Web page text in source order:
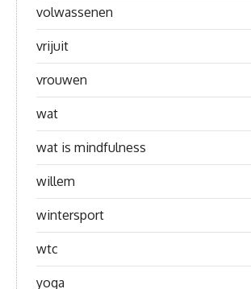
volwassenen
vrijuit
vrouwen
wat
wat is mindfulness
willem
wintersport
wtc
yoga